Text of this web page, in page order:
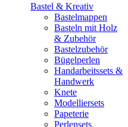
Bastel & Kreativ
Bastelmappen
Basteln mit Holz
& Zubehör
Bastelzubehör
Bügelperlen
Handarbeitssets &
Handwerk
Knete
Modelliersets
Papeterie
Perlensets